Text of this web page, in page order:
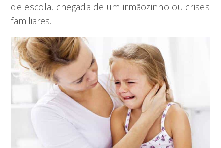
de escola, chegada de um irmãozinho ou crises
familiares.